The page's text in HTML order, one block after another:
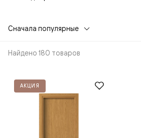
Сначала популярные
Найдено 180 товаров
АКЦИЯ